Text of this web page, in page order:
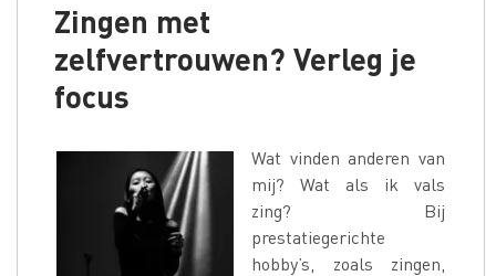
Zingen met
zelfvertrouwen? Verleg je
focus
Wat vinden anderen van
mij? Wat als ik vals
zing? Bij
prestatiegerichte
hobby’s, zoals zingen,